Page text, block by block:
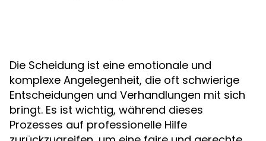
Die Scheidung ist eine emotionale und
komplexe Angelegenheit, die oft schwierige
Entscheidungen und Verhandlungen mit sich
bringt. Es ist wichtig, während dieses
Prozesses auf professionelle Hilfe